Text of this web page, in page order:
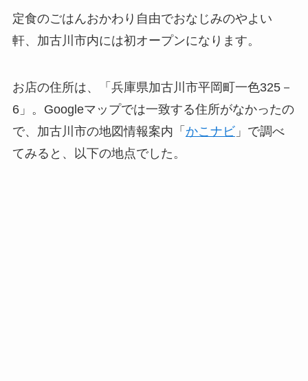
定食のごはんおかわり自由でおなじみのやよい
軒、加古川市内には初オープンになります。
お店の住所は、「兵庫県加古川市平岡町一色325－
6」。Googleマップでは一致する住所がなかったの
で、加古川市の地図情報案内「 かこナビ」で調べ
てみると、以下の地点でした。